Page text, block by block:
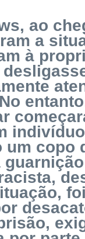
ao
a
à
um copo